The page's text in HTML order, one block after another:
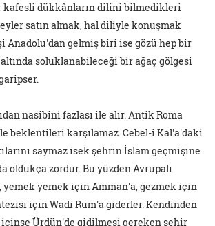
kafesli dükkânların dilini bilmedikleri
satın almak, hal diliyle konuşmak
Anadolu'dan gelmiş biri ise gözü hep bir
soluklanabileceği bir ağaç gölgesi
nasibini fazlası ile alır. Antik Roma
beklentileri karşılamaz. Cebel-i Kal'a'daki
saymaz isek şehrin İslam geçmişine
oldukça zordur. Bu yüzden Avrupalı
yemek için Amman'a, gezmek için
için Wadi Rum'a giderler. Kendinden
Ürdün'de gidilmesi gereken şehir